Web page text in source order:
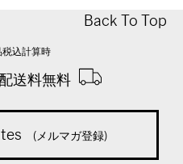
Back To Top
込計算時
送料無料
(メルマガ登録)